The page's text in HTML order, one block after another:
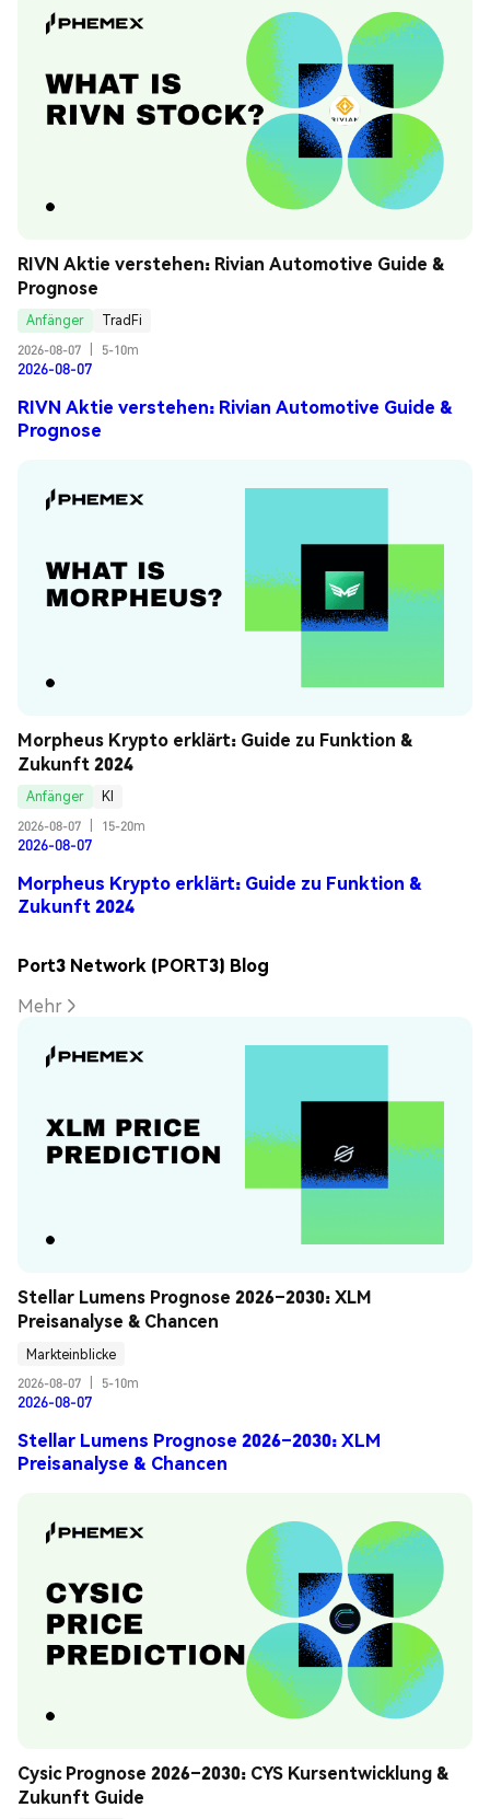
RIVN Aktie verstehen: Rivian Automotive Guide &
Prognose
Anfänger
TradFi
2026-08-07
5-10m
2026-08-07
RIVN Aktie verstehen: Rivian Automotive Guide &
Prognose
Morpheus Krypto erklärt: Guide zu Funktion &
Zukunft 2024
Anfänger
KI
2026-08-07
15-20m
2026-08-07
Morpheus Krypto erklärt: Guide zu Funktion &
Zukunft 2024
Port3 Network (PORT3) Blog
Mehr
Stellar Lumens Prognose 2026–2030: XLM
Preisanalyse & Chancen
Markteinblicke
2026-08-07
5-10m
2026-08-07
Stellar Lumens Prognose 2026–2030: XLM
Preisanalyse & Chancen
Cysic Prognose 2026–2030: CYS Kursentwicklung &
Zukunft Guide